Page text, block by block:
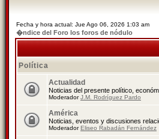
Fecha y hora actual: Jue Ago 06, 2026 1:03 am
�ndice del Foro los foros de nódulo
Política
Actualidad
Noticias del presente político,
ModeradorJ.M. Rodríguez Pardo
América
Noticias, eventos y discusiones
ModeradorEliseo Rabadán Fernández